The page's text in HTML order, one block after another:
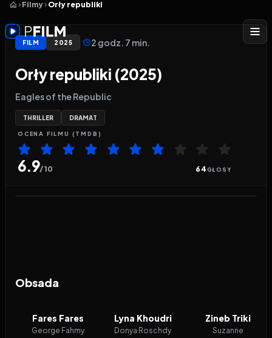
Filmy Orły republiki
FILM 2025 2 godz. 7 min.
Orły republiki (2025)
Eagles of the Republic
THRILLER DRAMAT
OCENA FILMU (TMDB)
6.9/ 10 64GŁOSY
Obsada
Fares Fares
George Fahmy
Lyna Khoudri
Donya Roschdy
Zineb Triki
Suzanne